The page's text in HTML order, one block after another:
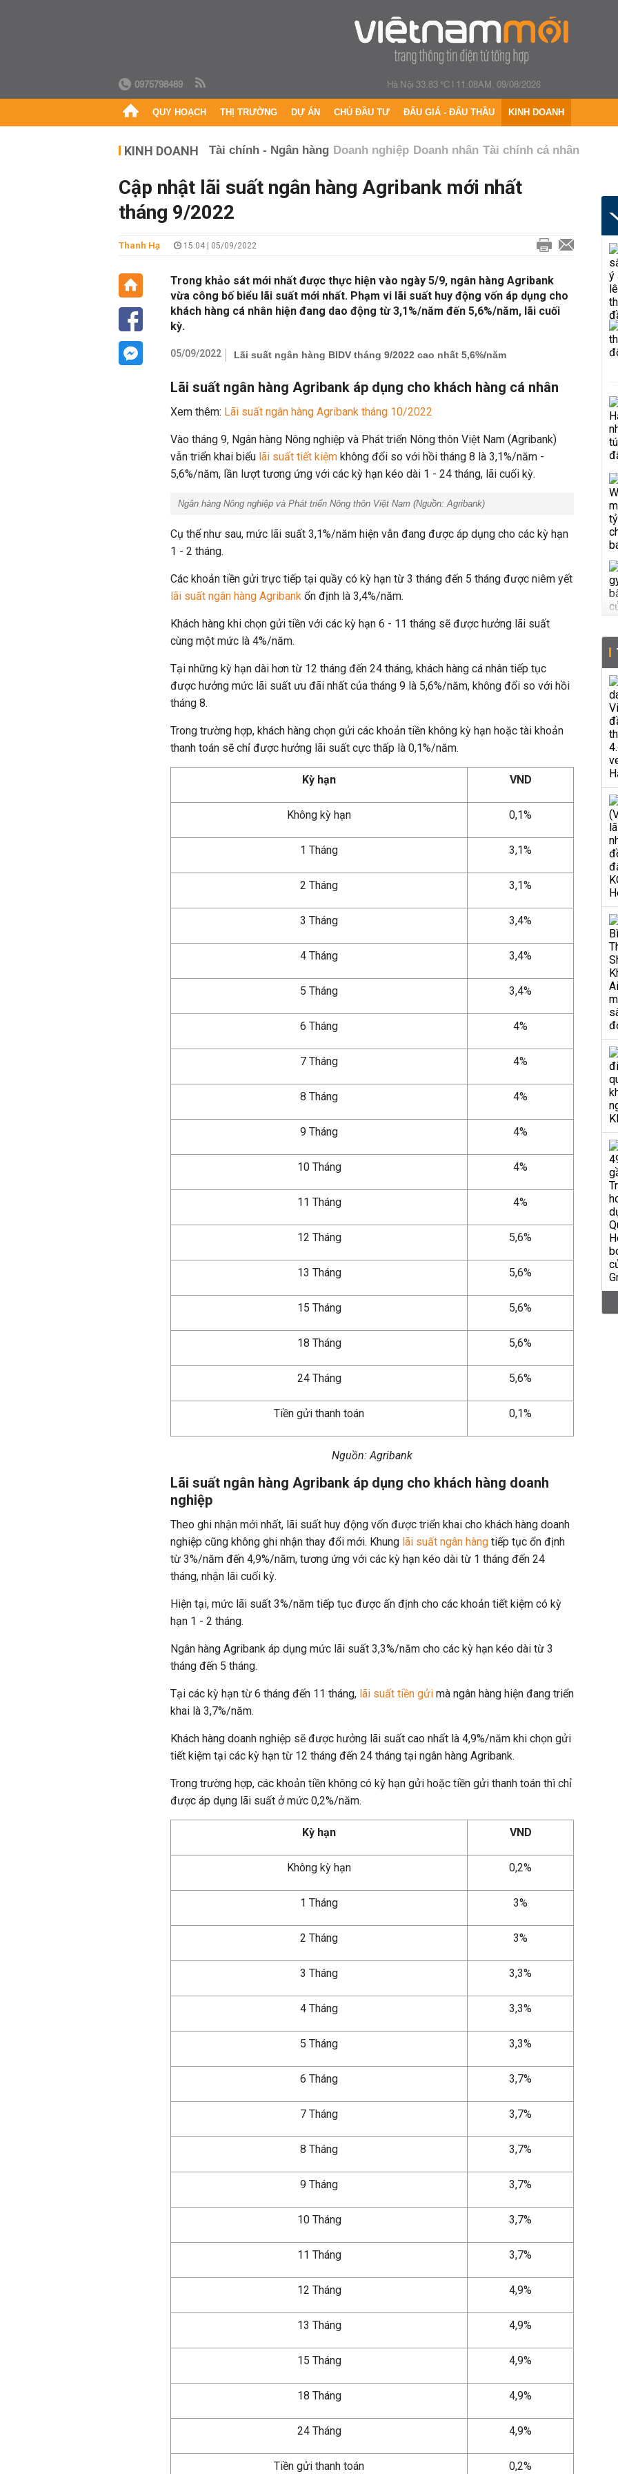
0975798489 Hà Nội 33.83 °C| 11:08AM, 09/08/2026
QUY HOẠCH THỊ TRƯỜNG DỰ ÁN CHỦ ĐẦU TƯ ĐẤU GIÁ - ĐẤU THẦU KINH DOANH
KINH DOANH Tài chính - Ngân hàng Doanh nghiệp Doanh nhân Tài chính cá nhân
Cập nhật lãi suất ngân hàng Agribank mới nhất
tháng 9/2022
Thanh Hạ 15:04 | 05/09/2022
Trong khảo sát mới nhất được thực hiện vào ngày 5/9, ngân hàng Agribank
vừa công bố biểu lãi suất mới nhất. Phạm vi lãi suất huy động vốn áp dụng cho
khách hàng cá nhân hiện đang dao động từ 3,1%/năm đến 5,6%/năm, lãi cuối
kỳ.
05/09/2022 Lãi suất ngân hàng BIDV tháng 9/2022 cao nhất 5,6%/năm
Lãi suất ngân hàng Agribank áp dụng cho khách hàng cá nhân
Xem thêm: Lãi suất ngân hàng Agribank tháng 10/2022
Vào tháng 9, Ngân hàng Nông nghiệp và Phát triển Nông thôn Việt Nam (Agribank)
vẫn triển khai biểu lãi suất tiết kiệm không đổi so với hồi tháng 8 là 3,1%/năm -
5,6%/năm, lần lượt tương ứng với các kỳ hạn kéo dài 1 - 24 tháng, lãi cuối kỳ.
Ngân hàng Nông nghiệp và Phát triển Nông thôn Việt Nam (Nguồn: Agribank)
Cụ thể như sau, mức lãi suất 3,1%/năm hiện vẫn đang được áp dụng cho các kỳ hạn
1 - 2 tháng.
Các khoản tiền gửi trực tiếp tại quầy có kỳ hạn từ 3 tháng đến 5 tháng được niêm yết
lãi suất ngân hàng Agribank ổn định là 3,4%/năm.
Khách hàng khi chọn gửi tiền với các kỳ hạn 6 - 11 tháng sẽ được hưởng lãi suất
cùng một mức là 4%/năm.
Tại những kỳ hạn dài hơn từ 12 tháng đến 24 tháng, khách hàng cá nhân tiếp tục
được hưởng mức lãi suất ưu đãi nhất của tháng 9 là 5,6%/năm, không đổi so với hồi
tháng 8.
Trong trường hợp, khách hàng chọn gửi các khoản tiền không kỳ hạn hoặc tài khoản
thanh toán sẽ chỉ được hưởng lãi suất cực thấp là 0,1%/năm.
Kỳ hạn VND
Không kỳ hạn 0,1%
1 Tháng 3,1%
2 Tháng 3,1%
3 Tháng 3,4%
4 Tháng 3,4%
5 Tháng 3,4%
6 Tháng 4%
7 Tháng 4%
8 Tháng 4%
9 Tháng 4%
10 Tháng 4%
11 Tháng 4%
12 Tháng 5,6%
13 Tháng 5,6%
15 Tháng 5,6%
18 Tháng 5,6%
24 Tháng 5,6%
Tiền gửi thanh toán 0,1%
Nguồn: Agribank
Lãi suất ngân hàng Agribank áp dụng cho khách hàng doanh
nghiệp
Theo ghi nhận mới nhất, lãi suất huy động vốn được triển khai cho khách hàng doanh
nghiệp cũng không ghi nhận thay đổi mới. Khung lãi suất ngân hàng tiếp tục ổn định
từ 3%/năm đến 4,9%/năm, tương ứng với các kỳ hạn kéo dài từ 1 tháng đến 24
tháng, nhận lãi cuối kỳ.
Hiện tại, mức lãi suất 3%/năm tiếp tục được ấn định cho các khoản tiết kiệm có kỳ
hạn 1 - 2 tháng.
Ngân hàng Agribank áp dụng mức lãi suất 3,3%/năm cho các kỳ hạn kéo dài từ 3
tháng đến 5 tháng.
Tại các kỳ hạn từ 6 tháng đến 11 tháng, lãi suất tiền gửi mà ngân hàng hiện đang triển
khai là 3,7%/năm.
Khách hàng doanh nghiệp sẽ được hưởng lãi suất cao nhất là 4,9%/năm khi chọn gửi
tiết kiệm tại các kỳ hạn từ 12 tháng đến 24 tháng tại ngân hàng Agribank.
Trong trường hợp, các khoản tiền không có kỳ hạn gửi hoặc tiền gửi thanh toán thì chỉ
được áp dụng lãi suất ở mức 0,2%/năm.
Kỳ hạn VND
Không kỳ hạn 0,2%
1 Tháng 3%
2 Tháng 3%
3 Tháng 3,3%
4 Tháng 3,3%
5 Tháng 3,3%
6 Tháng 3,7%
7 Tháng 3,7%
8 Tháng 3,7%
9 Tháng 3,7%
10 Tháng 3,7%
11 Tháng 3,7%
12 Tháng 4,9%
13 Tháng 4,9%
15 Tháng 4,9%
18 Tháng 4,9%
24 Tháng 4,9%
Tiền gửi thanh toán 0,2%